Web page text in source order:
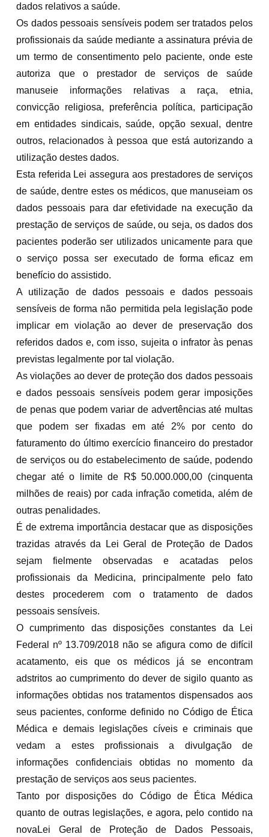
dados relativos a saúde.
Os dados pessoais sensíveis podem ser tratados pelos
profissionais da saúde mediante a assinatura prévia de
um termo de consentimento pelo paciente, onde este
autoriza que o prestador de serviços de saúde
manuseie informações relativas a raça, etnia,
convicção religiosa, preferência política, participação
em entidades sindicais, saúde, opção sexual, dentre
outros, relacionados à pessoa que está autorizando a
utilização destes dados.
Esta referida Lei assegura aos prestadores de serviços
de saúde, dentre estes os médicos, que manuseiam os
dados pessoais para dar efetividade na execução da
prestação de serviços de saúde, ou seja, os dados dos
pacientes poderão ser utilizados unicamente para que
o serviço possa ser executado de forma eficaz em
benefício do assistido.
A utilização de dados pessoais e dados pessoais
sensíveis de forma não permitida pela legislação pode
implicar em violação ao dever de preservação dos
referidos dados e, com isso, sujeita o infrator às penas
previstas legalmente por tal violação.
As violações ao dever de proteção dos dados pessoais
e dados pessoais sensíveis podem gerar imposições
de penas que podem variar de advertências até multas
que podem ser fixadas em até 2% por cento do
faturamento do último exercício financeiro do prestador
de serviços ou do estabelecimento de saúde, podendo
chegar até o limite de R$ 50.000.000,00 (cinquenta
milhões de reais) por cada infração cometida, além de
outras penalidades.
É de extrema importância destacar que as disposições
trazidas através da Lei Geral de Proteção de Dados
sejam fielmente observadas e acatadas pelos
profissionais da Medicina, principalmente pelo fato
destes procederem com o tratamento de dados
pessoais sensíveis.
O cumprimento das disposições constantes da Lei
Federal nº 13.709/2018 não se afigura como de difícil
acatamento, eis que os médicos já se encontram
adstritos ao cumprimento do dever de sigilo quanto as
informações obtidas nos tratamentos dispensados aos
seus pacientes, conforme definido no Código de Ética
Médica e demais legislações cíveis e criminais que
vedam a estes profissionais a divulgação de
informações confidenciais obtidas no momento da
prestação de serviços aos seus pacientes.
Tanto por disposições do Código de Ética Médica
quanto de outras legislações, e agora, pelo contido na
novaLei Geral de Proteção de Dados Pessoais,